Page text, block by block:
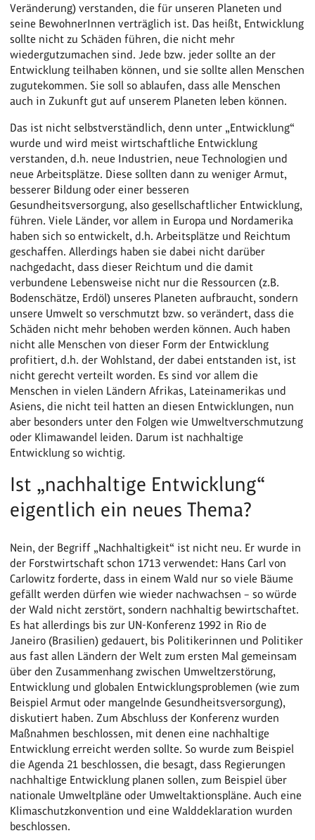
Veränderung) verstanden, die für unseren Planeten und
seine BewohnerInnen verträglich ist. Das heißt, Entwicklung
sollte nicht zu Schäden führen, die nicht mehr
wiedergutzumachen sind. Jede bzw. jeder sollte an der
Entwicklung teilhaben können, und sie sollte allen Menschen
zugutekommen. Sie soll so ablaufen, dass alle Menschen
auch in Zukunft gut auf unserem Planeten leben können.
Das ist nicht selbstverständlich, denn unter „Entwicklung“
wurde und wird meist wirtschaftliche Entwicklung
verstanden, d.h. neue Industrien, neue Technologien und
neue Arbeitsplätze. Diese sollten dann zu weniger Armut,
besserer Bildung oder einer besseren
Gesundheitsversorgung, also gesellschaftlicher Entwicklung,
führen. Viele Länder, vor allem in Europa und Nordamerika
haben sich so entwickelt, d.h. Arbeitsplätze und Reichtum
geschaffen. Allerdings haben sie dabei nicht darüber
nachgedacht, dass dieser Reichtum und die damit
verbundene Lebensweise nicht nur die Ressourcen (z.B.
Bodenschätze, Erdöl) unseres Planeten aufbraucht, sondern
unsere Umwelt so verschmutzt bzw. so verändert, dass die
Schäden nicht mehr behoben werden können. Auch haben
nicht alle Menschen von dieser Form der Entwicklung
profitiert, d.h. der Wohlstand, der dabei entstanden ist, ist
nicht gerecht verteilt worden. Es sind vor allem die
Menschen in vielen Ländern Afrikas, Lateinamerikas und
Asiens, die nicht teil hatten an diesen Entwicklungen, nun
aber besonders unter den Folgen wie Umweltverschmutzung
oder Klimawandel leiden. Darum ist nachhaltige
Entwicklung so wichtig.
Ist „nachhaltige Entwicklung“
eigentlich ein neues Thema?
Nein, der Begriff „Nachhaltigkeit“ ist nicht neu. Er wurde in
der Forstwirtschaft schon 1713 verwendet: Hans Carl von
Carlowitz forderte, dass in einem Wald nur so viele Bäume
gefällt werden dürfen wie wieder nachwachsen – so würde
der Wald nicht zerstört, sondern nachhaltig bewirtschaftet.
Es hat allerdings bis zur UN-Konferenz 1992 in Rio de
Janeiro (Brasilien) gedauert, bis Politikerinnen und Politiker
aus fast allen Ländern der Welt zum ersten Mal gemeinsam
über den Zusammenhang zwischen Umweltzerstörung,
Entwicklung und globalen Entwicklungsproblemen (wie zum
Beispiel Armut oder mangelnde Gesundheitsversorgung),
diskutiert haben. Zum Abschluss der Konferenz wurden
Maßnahmen beschlossen, mit denen eine nachhaltige
Entwicklung erreicht werden sollte. So wurde zum Beispiel
die Agenda 21 beschlossen, die besagt, dass Regierungen
nachhaltige Entwicklung planen sollen, zum Beispiel über
nationale Umweltpläne oder Umweltaktionspläne. Auch eine
Klimaschutzkonvention und eine Walddeklaration wurden
beschlossen.